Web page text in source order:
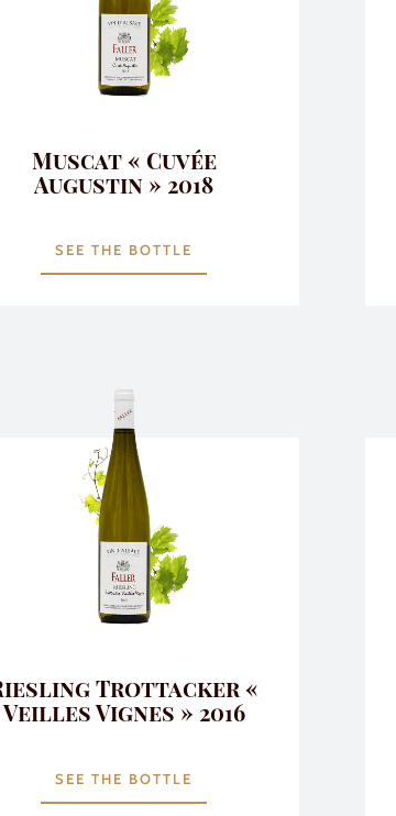
Muscat « Cuvée
Augustin » 2018
SEE THE BOTTLE
Trottacker «
Veilles Vignes » 2016
SEE THE BOTTLE